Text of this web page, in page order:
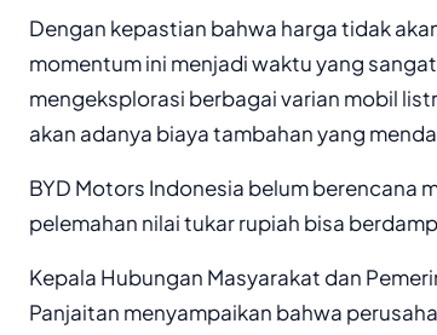
Dengan kepastian bahwa harga tidak
momentum ini menjadi waktu yang
mengeksplorasi berbagai varian mobil
akan adanya biaya tambahan yang
BYD Motors Indonesia belum berencana
pelemahan nilai tukar rupiah bisa
Kepala Hubungan Masyarakat dan
Panjaitan menyampaikan bahwa